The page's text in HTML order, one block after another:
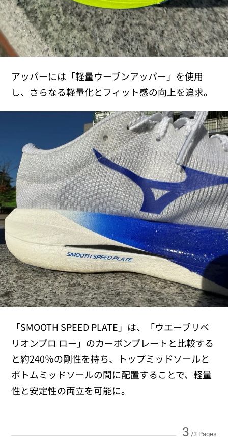
アッパーには「軽量ウーブンアッパー」を使用
し、さらなる軽量化とフィット感の向上を追求。
「SMOOTH SPEED PLATE」は、「ウエーブリベ
リオンプロ ロー」のカーボンプレートと比較する
と約240％の剛性を持ち、トップミッドソールと
ボトムミッドソールの間に配置することで、軽量
性と安定性の両立を可能に。
3 /3 Pages